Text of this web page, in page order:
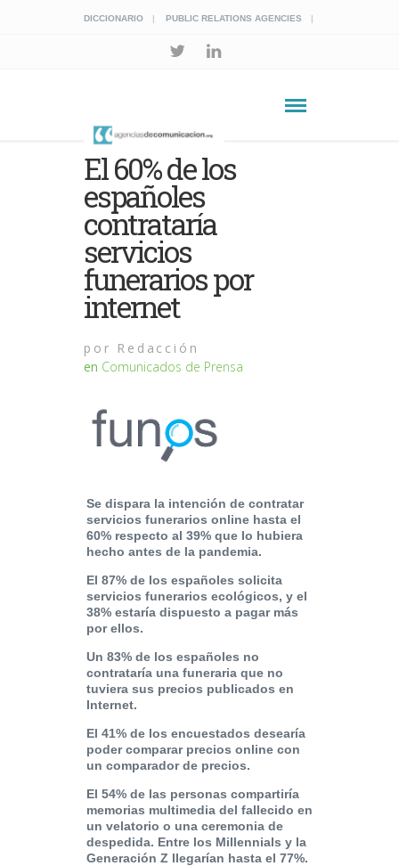
DICCIONARIO PUBLIC RELATIONS AGENCIES
El 60% de los
españoles
contrataría
servicios
funerarios por
internet
por Redacción
en Comunicados de Prensa
Se dispara la intención de contratar
servicios funerarios online hasta el
60% respecto al 39% que lo hubiera
hecho antes de la pandemia.
El 87% de los españoles solicita
servicios funerarios ecológicos, y el
38% estaría dispuesto a pagar más
por ellos.
Un 83% de los españoles no
contrataría una funeraria que no
tuviera sus precios publicados en
Internet.
El 41% de los encuestados desearía
poder comparar precios online con
un comparador de precios.
El 54% de las personas compartiría
memorias multimedia del fallecido en
un velatorio o una ceremonia de
despedida. Entre los Millennials y la
Generación Z llegarían hasta el 77%.